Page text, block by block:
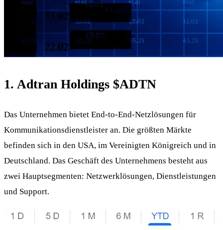
1. Adtran Holdings $ADTN
Das Unternehmen bietet End-to-End-Netzlösungen für
Kommunikationsdienstleister an. Die größten Märkte
befinden sich in den USA, im Vereinigten Königreich und in
Deutschland. Das Geschäft des Unternehmens besteht aus
zwei Hauptsegmenten: Netzwerklösungen, Dienstleistungen
und Support.